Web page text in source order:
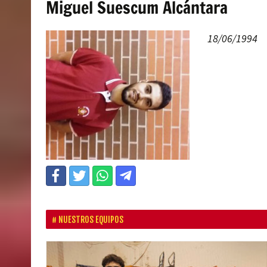
Miguel Suescum Alcántara
18/06/1994
NUESTROS EQUIPOS